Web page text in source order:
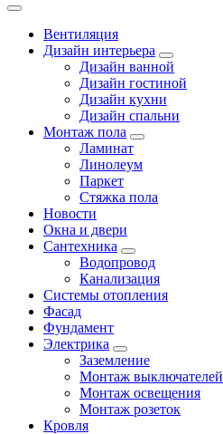
Вентиляция
Дизайн интерьера
Дизайн ванной
Дизайн гостиной
Дизайн кухни
Дизайн спальни
Монтаж пола
Ламинат
Линолеум
Паркет
Стяжка пола
Новости
Окна и двери
Сантехника
Водопровод
Канализация
Системы отопления
Фасад
Фундамент
Электрика
Заземление
Монтаж выключателей
Монтаж освещения
Монтаж розеток
Кровля